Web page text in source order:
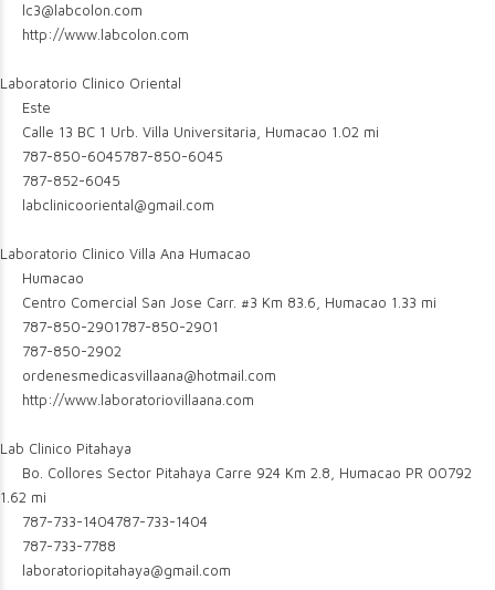
lc3@labcolon.com
http://www.labcolon.com
Laboratorio Clinico Oriental
Este
Calle 13 BC 1 Urb. Villa Universitaria, Humacao 1.02 mi
787-850-6045787-850-6045
787-852-6045
labclinicooriental@gmail.com
Laboratorio Clinico Villa Ana Humacao
Humacao
Centro Comercial San Jose Carr. #3 Km 83.6, Humacao 1.33 mi
787-850-2901787-850-2901
787-850-2902
ordenesmedicasvillaana@hotmail.com
http://www.laboratoriovillaana.com
Lab Clinico Pitahaya
Bo. Collores Sector Pitahaya Carre 924 Km 2.8, Humacao PR 00792
1.62 mi
787-733-1404787-733-1404
787-733-7788
laboratoriopitahaya@gmail.com